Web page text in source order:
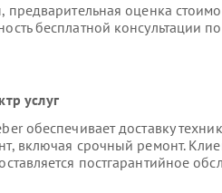
предварительная оценка
бесплатной консультации
услуг
обеспечивает доставку
включая срочный ремонт.
постгарантийное